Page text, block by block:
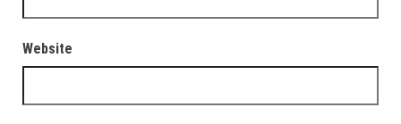
Website